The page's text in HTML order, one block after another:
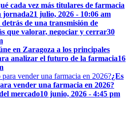
cada vez más titulares de farmacia
jornada21 julio, 2026 - 10:06 am
de una transmisión de
que valorar, negociar y cerrar30
en Zaragoza a los principales
analizar el futuro de la farmacia16
¿Es
vender una farmacia en 2026?
mercado10 junio, 2026 - 4:45 pm